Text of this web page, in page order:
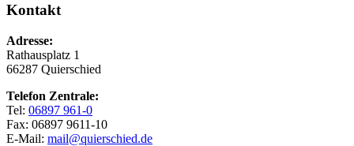
Kontakt
Adresse:
Rathausplatz 1
66287 Quierschied
Telefon Zentrale:
Tel: 06897 961-0
Fax: 06897 9611-10
E-Mail: mail@quierschied.de